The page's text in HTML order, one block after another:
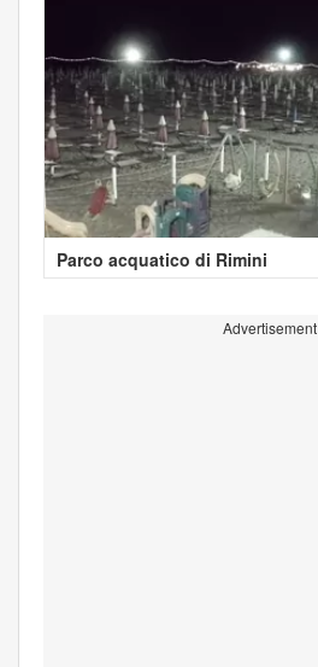
Parco acquatico di Rimini
Advertisement